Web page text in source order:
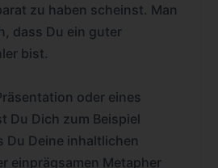
zu haben scheinst. Man
dass Du ein guter
bist.
oder eines
Du Dich zum Beispiel
Du Deine inhaltlichen
einprägsamen Metapher